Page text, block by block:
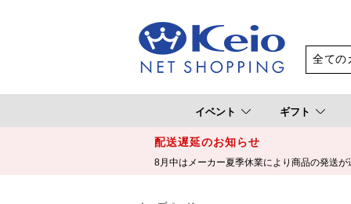
イベント ギフト
配送遅延のお知らせ
8月中はメーカー夏季休業により商品の発送